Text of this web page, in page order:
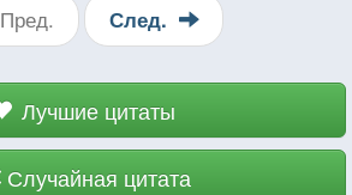
Пред. След.
Лучшие цитаты
Случайная цитата